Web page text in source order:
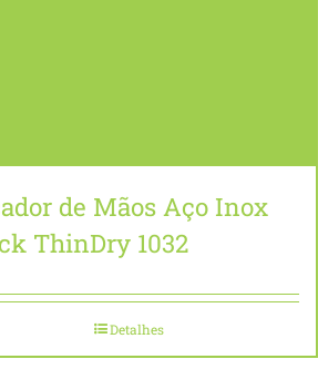
de Mãos Aço Inox
ThinDry 1032
Detalhes